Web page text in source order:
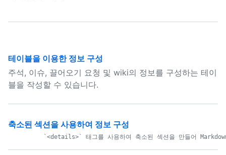
테이블을 이용한 정보 구성
주석, 이슈, 끌어오기 요청 및 wiki의 정보를 구성하는 테이
블을 작성할 수 있습니다.
축소된 섹션을 사용하여 정보 구성